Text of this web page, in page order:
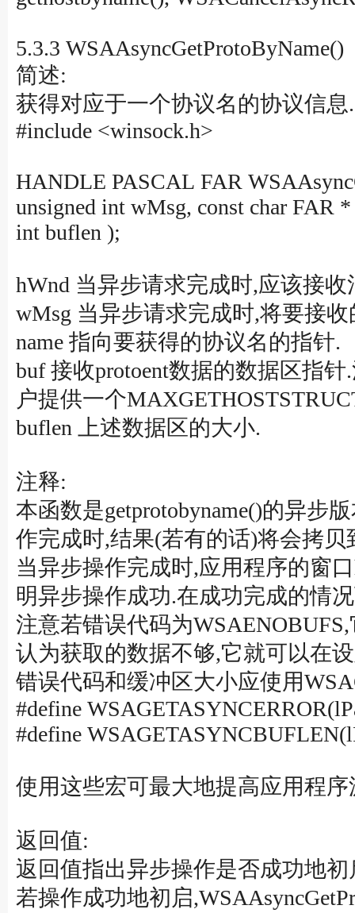
5.3.3 WSAAsyncGetProtoByName()
简述:
获得对应于一个协议名的协议信息
#include <winsock.h>
HANDLE PASCAL FAR
unsigned int wMsg, const char FAR
int buflen );
hWnd 当异步请求完成时,应该接
wMsg 当异步请求完成时,将要接收
name 指向要获得的协议名的指针.
buf 接收protoent数据的数据区指
户提供一个
buflen 上述数据区的大小.
注释:
本函数是getprotobyname()的异步
作完成时,结果(若有的话)将会拷
当异步操作完成时,应用程序的窗
明异步操作成功.在成功完成的情
注意若错误代码为
认为获取的数据不够,它就可以在
错误代码和缓冲区大小应使用
#define
#define
使用这些宏可最大地提高应用程
返回值:
返回值指出异步操作是否成功地
若操作成功地初启